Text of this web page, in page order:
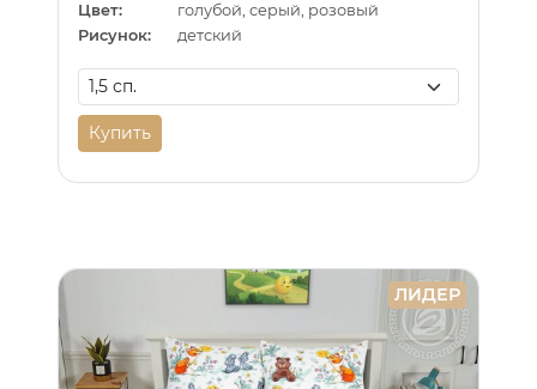
Цвет:
голубой, серый, розовый
Рисунок:
детский
Купить
ЛИДЕР